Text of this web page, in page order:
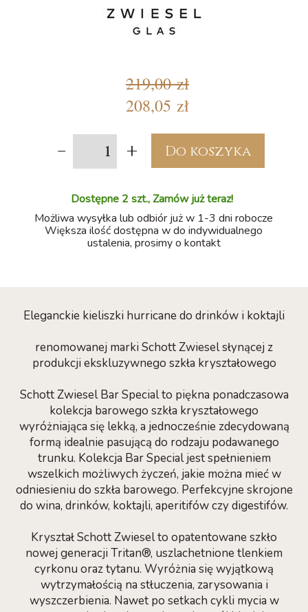
219,00 zł
208,05 zł
- + Do koszyka
Dostępne 2 szt., Zamów już teraz!
Możliwa wysyłka lub odbiór już w 1-3 dni robocze
Większa ilość dostępna w do indywidualnego
ustalenia, prosimy o kontakt
Eleganckie kieliszki hurricane do drinków i koktajli
renomowanej marki Schott Zwiesel słynącej z
produkcji ekskluzywnego szkła kryształowego
Schott Zwiesel Bar Special to piękna ponadczasowa
kolekcja barowego szkła kryształowego
wyróżniająca się lekką, a jednocześnie zdecydowaną
formą idealnie pasującą do rodzaju podawanego
trunku. Kolekcja Bar Special jest spełnieniem
wszelkich możliwych życzeń, jakie można mieć w
odniesieniu do szkła barowego. Perfekcyjne skrojone
do wina, drinków, koktajli, aperitifów czy digestifów.
Kryształ Schott Zwiesel to opatentowane szkło
nowej generacji Tritan®, uszlachetnione tlenkiem
cyrkonu oraz tytanu. Wyróżnia się wyjątkową
wytrzymałością na stłuczenia, zarysowania i
wyszczerbienia. Nawet po setkach cykli mycia w